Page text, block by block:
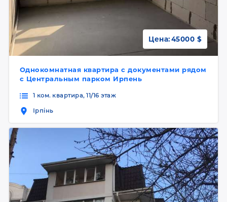
Однокомнатная квартира с документами рядом
с Центральным парком Ирпень
Цена:45000 $
1 ком. квартира, 11/16 этаж
Ірпінь